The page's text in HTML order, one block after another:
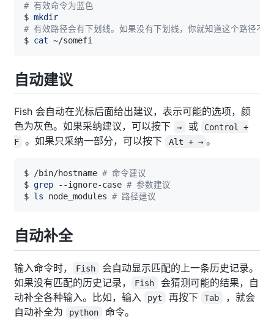
# 有效命令为蓝色
$ mkdir
# 有效路径会有下划线。如果没有下划线，你就知道这个路径不
$ cat
自动建议
Fish 会自动在光标后面给出建议，表示可能的选项，颜
色为灰色。如果采纳建议，可以按下
→ 或
Control +
F
。如果只采纳一部分，可以按下 Alt + → 。
$ /bin/hostname # 命令建议
$ grep --ignore-case # 参数建议
$ ls node_modules # 路径建议
自动补全
输入命令时， Fish
会自动显示匹配的上一条历史记录。
如果没有匹配的历史记录，
Fish
会猜测可能的结果，自
动补全各种输入。比如，输入
pyt 再按下 Tab
，就会
自动补全为
python 命令。